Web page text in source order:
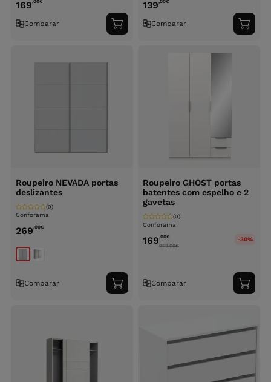
169,00€
Comparar
Adicionar
ao
139,00€
Comparar
ao
Roupeiro NEVADA portas
deslizantes
Conforama
(0)
269,00€
Comparar
Adicionar
ao
Roupeiro GHOST portas
batentes com espelho e 2
gavetas
Conforama
(0)
169,00€
259.00€
-30%
Comparar
ao